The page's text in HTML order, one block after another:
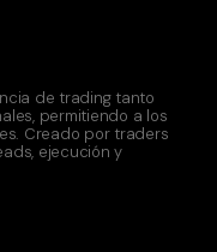
de trading tanto
permitiendo a los
Creado por traders
ejecución y